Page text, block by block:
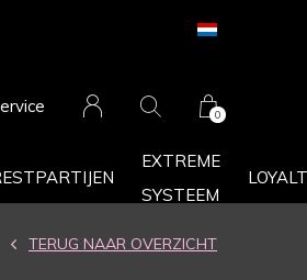
EXTREME
SYSTEEM
0
TERUG NAAR OVERZICHT